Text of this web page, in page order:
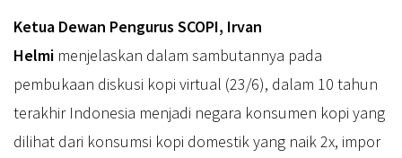
Ketua Dewan Pengurus SCOPI, Irvan
Helmi menjelaskan dalam sambutannya pada
pembukaan diskusi kopi virtual (23/6), dalam 10 tahun
terakhir Indonesia menjadi negara konsumen kopi yang
dilihat dari konsumsi kopi domestik yang naik 2x, impor